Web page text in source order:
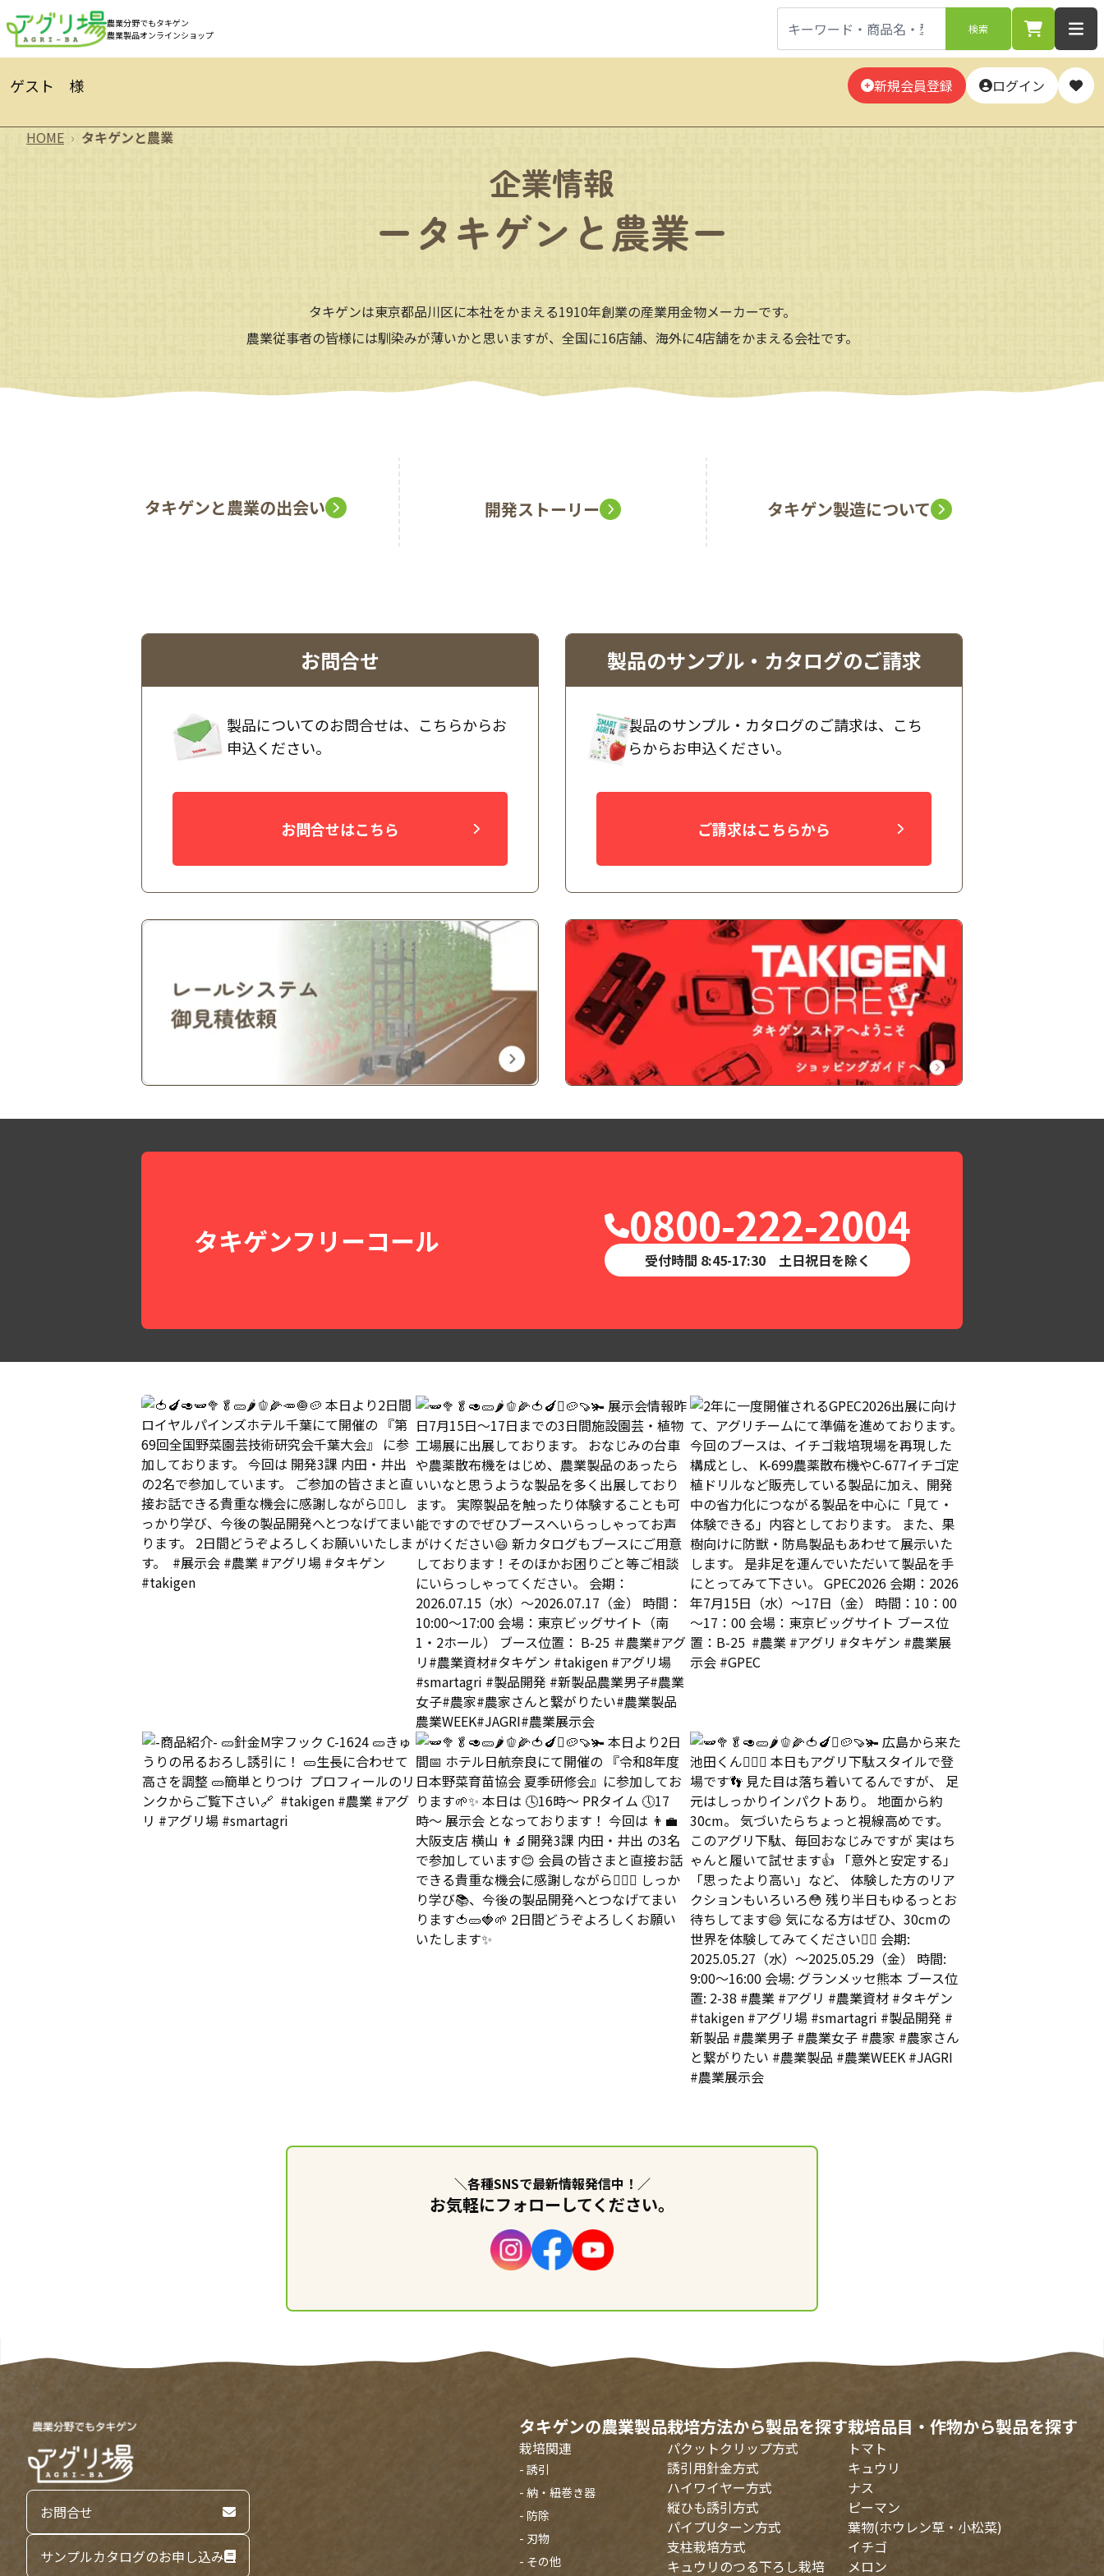
農業分野でもタキゲン
農業製品オンラインショップ
検索
ゲスト 様 新規会員登録 ログイン
送料・代引き手数料無料
HOME › タキゲンと農業
企業情報
ータキゲンと農業ー
タキゲンは東京都品川区に本社をかまえる1910年創業の産業用金物メーカーです。
農業従事者の皆様には馴染みが薄いかと思いますが、全国に16店舗、海外に4店舗をかまえる会社です。
タキゲンと農業の出会い 開発ストーリー タキゲン製造について
お問合せ
製品についてのお問合せは、こちらからお
申込ください。
お問合せはこちら
製品のサンプル・カタログのご請求
製品のサンプル・カタログのご請求は、こち
らからお申込ください。
ご請求はこちらから
タキゲンフリーコール 0800-222-2004
受付時間 8:45-17:30 土日祝日を除く
＼各種SNSで最新情報発信中！／
お気軽にフォローしてください。
お問合せ
サンプルカタログのお申し込み
タキゲンの農業製品
栽培関連
- 誘引
- 納・紐巻き器
- 防除
- 刃物
- その他
栽培方法から製品を探す
パクットクリップ方式
誘引用針金方式
ハイワイヤー方式
縦ひも誘引方式
パイプUターン方式
支柱栽培方式
キュウリのつる下ろし栽培
栽培品目・作物から製品を探す
トマト
キュウリ
ナス
ピーマン
葉物(ホウレン草・小松菜)
イチゴ
メロン